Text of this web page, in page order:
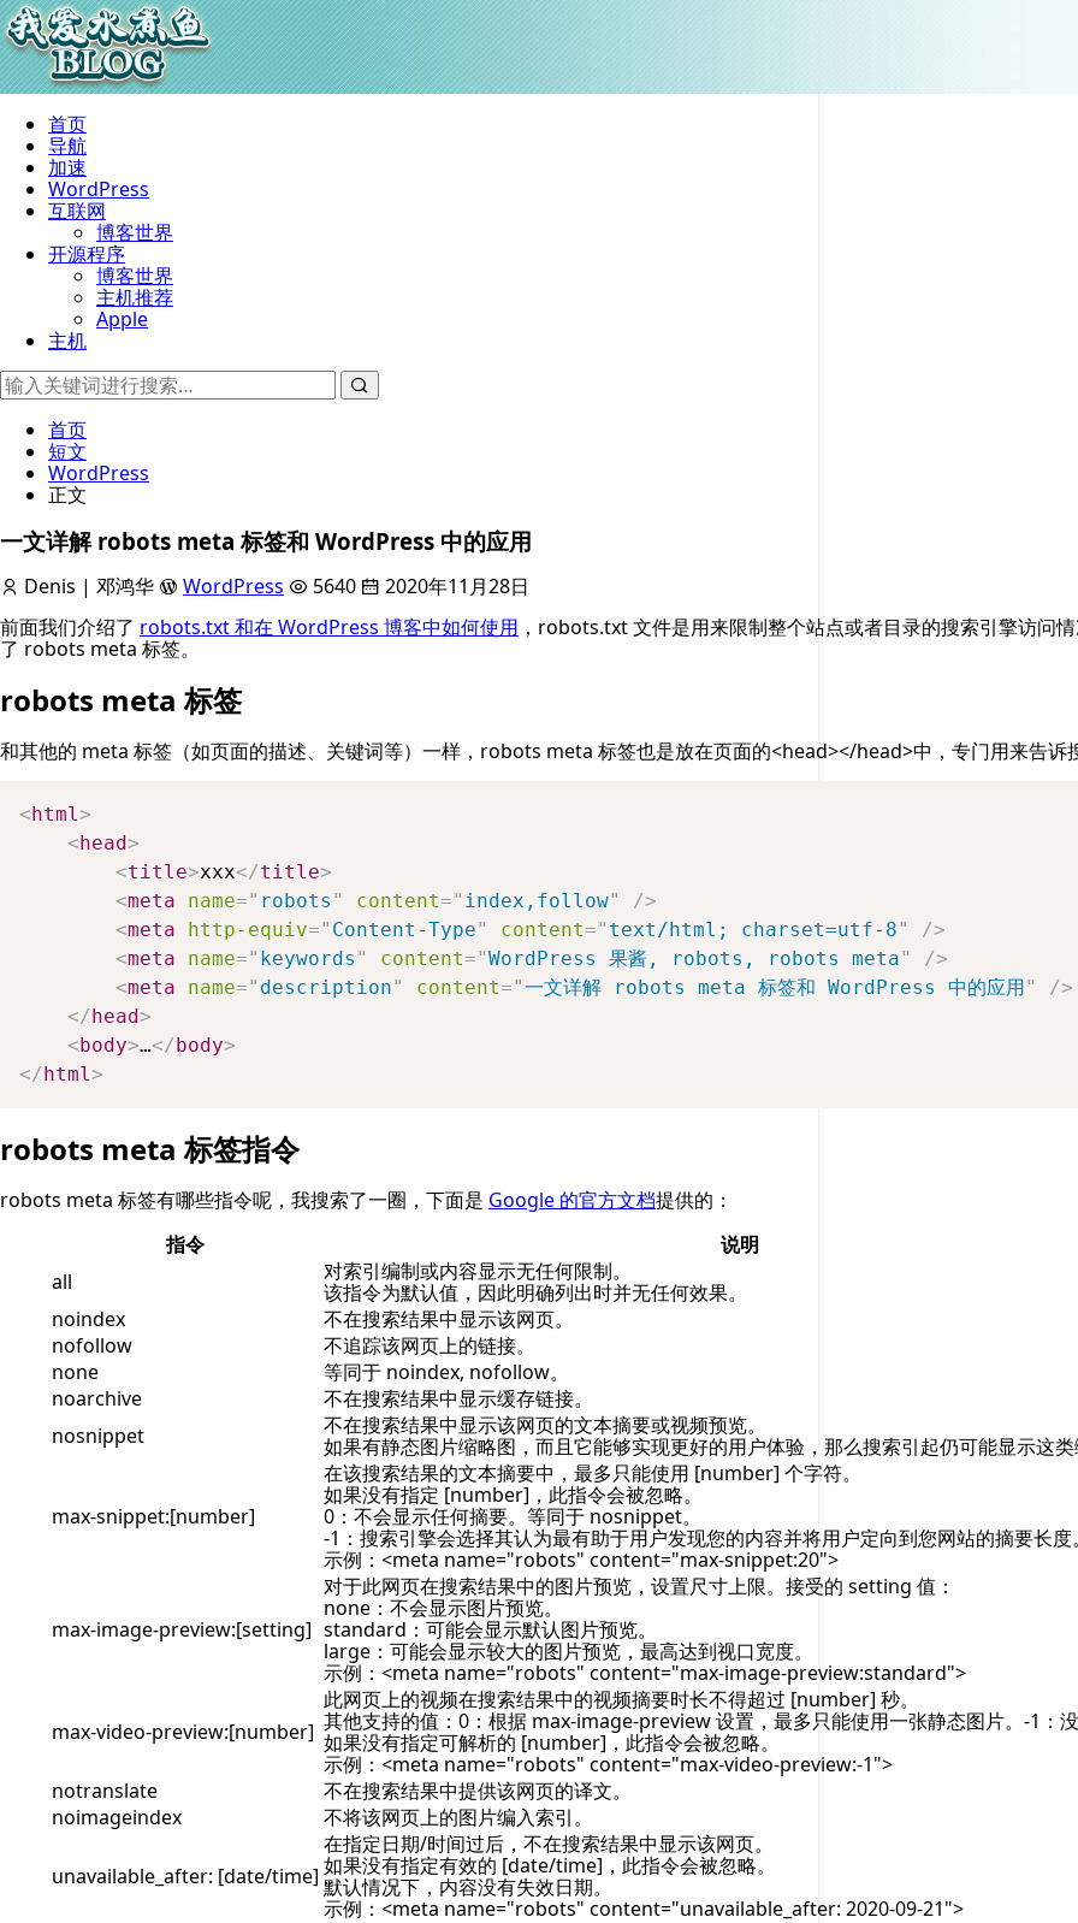
首页
导航
加速
WordPress
互联网
博客世界
开源程序
博客世界
主机推荐
Apple
主机
首页
短文
WordPress
正文
一文详解 robots meta 标签和 WordPress 中的应用
Denis | 邓鸿华 WordPress 5640
2020年11月28日
前面我们介绍了 robots.txt 和在 WordPress 博客中如何使用 ，robots.txt 文件是用来限制整个站点或者目录的搜索引擎访问
了 robots meta 标签。
robots meta 标签
和其他的 meta 标签（如页面的描述、关键词等）一样，robots meta 标签也是放在页面的<head></head>中，专门用来告诉
< html>
< head>
<title>xxx</title>
<meta name=" robots " content=" index,follow"
/>
<meta http-equiv=" Content-Type" content=" text/html; charset=utf-8"
/>
<meta name=" keywords " content="WordPress 果酱, robots, robots meta"
/>
<meta name=" description" content="一文详解 robots meta 标签和 WordPress 中的应用 "
/>
</ head>
< body>…</ body>
</ html>
robots meta 标签指令
robots meta 标签有哪些指令呢，我搜索了一圈，下面是 Google 的官方文档提供的：
指令
说明
all
对索引编制或内容显示无任何限制。
该指令为默认值，因此明确列出时并无任何效果。
noindex
不在搜索结果中显示该网页。
nofollow
不追踪该网页上的链接。
none
等同于 noindex, nofollow。
noarchive
不在搜索结果中显示缓存链接。
nosnippet
不在搜索结果中显示该网页的文本摘要或视频预览。
如果有静态图片缩略图，而且它能够实现更好的用户体验，那么搜索引起仍可能显示这类
max-snippet:[number]
在该搜索结果的文本摘要中，最多只能使用 [number] 个字符。
如果没有指定 [number]，此指令会被忽略。
0：不会显示任何摘要。等同于 nosnippet。
-1：搜索引擎会选择其认为最有助于用户发现您的内容并将用户定向到您网站的摘要长度。
示例：<meta name="robots" content="max-snippet:20">
max-image-preview:[setting]
对于此网页在搜索结果中的图片预览，设置尺寸上限。接受的 setting 值：
none：不会显示图片预览。
standard：可能会显示默认图片预览。
large：可能会显示较大的图片预览，最高达到视口宽度。
示例：<meta name="robots" content="max-image-preview:standard">
max-video-preview:[number]
此网页上的视频在搜索结果中的视频摘要时长不得超过 [number] 秒。
其他支持的值：0：根据 max-image-preview 设置，最多只能使用一张静态图片。-1：没
如果没有指定可解析的 [number]，此指令会被忽略。
示例：<meta name="robots" content="max-video-preview:-1">
notranslate
不在搜索结果中提供该网页的译文。
noimageindex
不将该网页上的图片编入索引。
unavailable_after: [date/time]
在指定日期/时间过后，不在搜索结果中显示该网页。
如果没有指定有效的 [date/time]，此指令会被忽略。
默认情况下，内容没有失效日期。
示例：<meta name="robots" content="unavailable_after: 2020-09-21">